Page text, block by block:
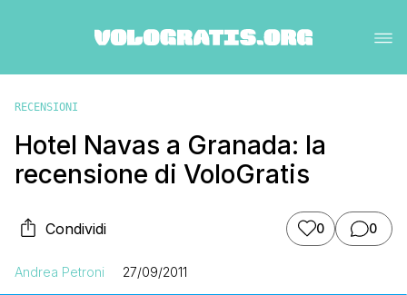
RECENSIONI
Hotel Navas a Granada: la
recensione di VoloGratis
Condividi 0 0
Andrea Petroni 27/09/2011